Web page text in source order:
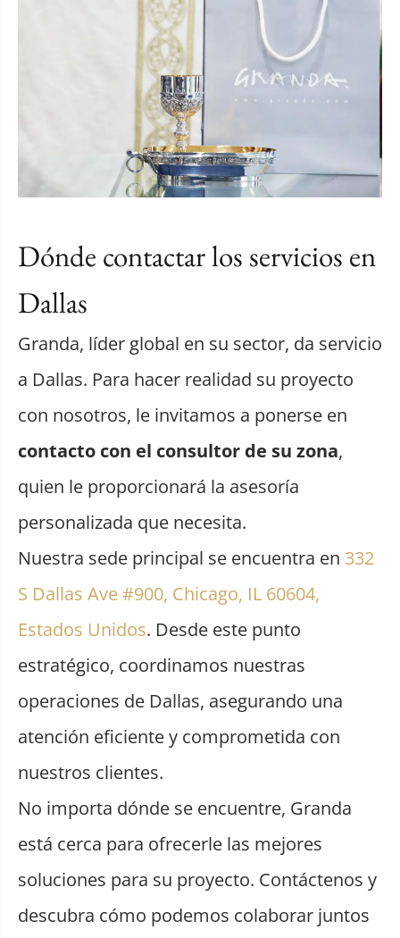
Dónde contactar los servicios en
Dallas
Granda, líder global en su sector, da servicio
a Dallas. Para hacer realidad su proyecto
con nosotros, le invitamos a ponerse en
contacto con el consultor de su zona,
quien le proporcionará la asesoría
personalizada que necesita.
Nuestra sede principal se encuentra en 332
S Dallas Ave #900, Chicago, IL 60604,
Estados Unidos. Desde este punto
estratégico, coordinamos nuestras
operaciones de Dallas, asegurando una
atención eficiente y comprometida con
nuestros clientes.
No importa dónde se encuentre, Granda
está cerca para ofrecerle las mejores
soluciones para su proyecto. Contáctenos y
descubra cómo podemos colaborar juntos